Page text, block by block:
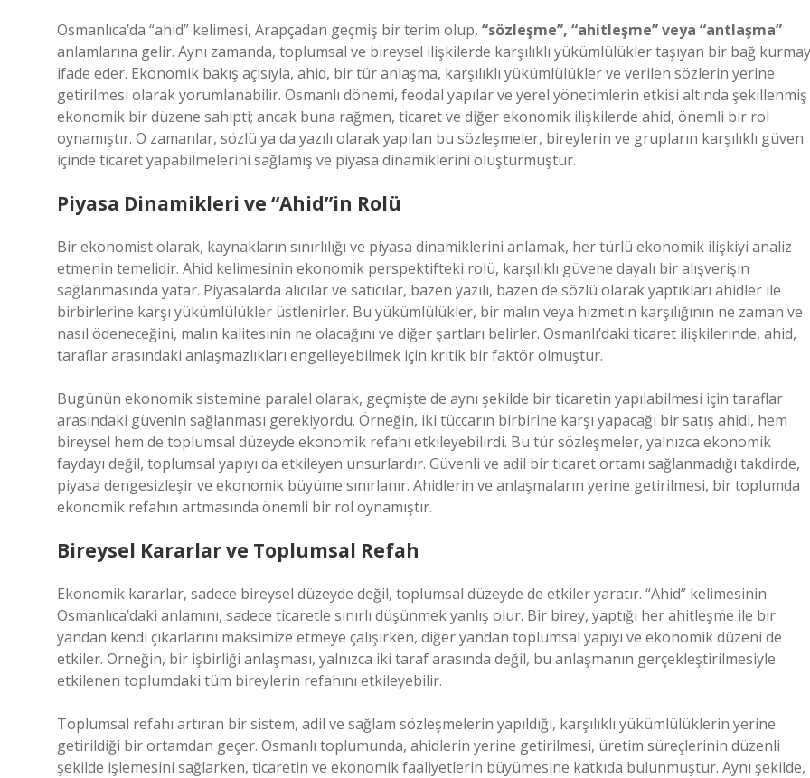
Osmanlıca’da “ahid” kelimesi, Arapçadan geçmiş bir terim olup, “sözleşme”, “ahitleşme” veya “antlaşma”
anlamlarına gelir. Aynı zamanda, toplumsal ve bireysel ilişkilerde karşılıklı yükümlülükler taşıyan bir bağ
ifade eder. Ekonomik bakış açısıyla, ahid, bir tür anlaşma, karşılıklı yükümlülükler ve verilen sözlerin yerine
getirilmesi olarak yorumlanabilir. Osmanlı dönemi, feodal yapılar ve yerel yönetimlerin etkisi altında şekillenmiş
ekonomik bir düzene sahipti; ancak buna rağmen, ticaret ve diğer ekonomik ilişkilerde ahid, önemli bir rol
oynamıştır. O zamanlar, sözlü ya da yazılı olarak yapılan bu sözleşmeler, bireylerin ve grupların karşılıklı güven
içinde ticaret yapabilmelerini sağlamış ve piyasa dinamiklerini oluşturmuştur.
Piyasa Dinamikleri ve “Ahid”in Rolü
Bir ekonomist olarak, kaynakların sınırlılığı ve piyasa dinamiklerini anlamak, her türlü ekonomik ilişkiyi analiz
etmenin temelidir. Ahid kelimesinin ekonomik perspektifteki rolü, karşılıklı güvene dayalı bir alışverişin
sağlanmasında yatar. Piyasalarda alıcılar ve satıcılar, bazen yazılı, bazen de sözlü olarak yaptıkları ahidler ile
birbirlerine karşı yükümlülükler üstlenirler. Bu yükümlülükler, bir malın veya hizmetin karşılığının ne zaman ve
nasıl ödeneceğini, malın kalitesinin ne olacağını ve diğer şartları belirler. Osmanlı’daki ticaret ilişkilerinde, ahid,
taraflar arasındaki anlaşmazlıkları engelleyebilmek için kritik bir faktör olmuştur.
Bugünün ekonomik sistemine paralel olarak, geçmişte de aynı şekilde bir ticaretin yapılabilmesi için taraflar
arasındaki güvenin sağlanması gerekiyordu. Örneğin, iki tüccarın birbirine karşı yapacağı bir satış ahidi, hem
bireysel hem de toplumsal düzeyde ekonomik refahı etkileyebilirdi. Bu tür sözleşmeler, yalnızca ekonomik
faydayı değil, toplumsal yapıyı da etkileyen unsurlardır. Güvenli ve adil bir ticaret ortamı sağlanmadığı takdirde,
piyasa dengesizleşir ve ekonomik büyüme sınırlanır. Ahidlerin ve anlaşmaların yerine getirilmesi, bir toplumda
ekonomik refahın artmasında önemli bir rol oynamıştır.
Bireysel Kararlar ve Toplumsal Refah
Ekonomik kararlar, sadece bireysel düzeyde değil, toplumsal düzeyde de etkiler yaratır. “Ahid” kelimesinin
Osmanlıca’daki anlamını, sadece ticaretle sınırlı düşünmek yanlış olur. Bir birey, yaptığı her ahitleşme ile bir
yandan kendi çıkarlarını maksimize etmeye çalışırken, diğer yandan toplumsal yapıyı ve ekonomik düzeni de
etkiler. Örneğin, bir işbirliği anlaşması, yalnızca iki taraf arasında değil, bu anlaşmanın gerçekleştirilmesiyle
etkilenen toplumdaki tüm bireylerin refahını etkileyebilir.
Toplumsal refahı artıran bir sistem, adil ve sağlam sözleşmelerin yapıldığı, karşılıklı yükümlülüklerin yerine
getirildiği bir ortamdan geçer. Osmanlı toplumunda, ahidlerin yerine getirilmesi, üretim süreçlerinin düzenli
şekilde işlemesini sağlarken, ticaretin ve ekonomik faaliyetlerin büyümesine katkıda bulunmuştur. Aynı şekilde,